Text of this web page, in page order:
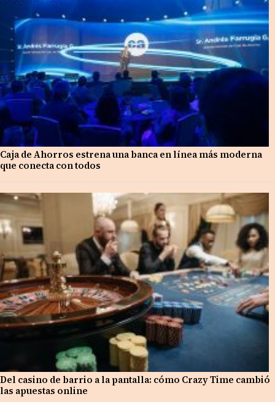
Caja de Ahorros estrena una banca en línea más moderna
que conecta con todos
Del casino de barrio a la pantalla: cómo Crazy Time cambió
las apuestas online